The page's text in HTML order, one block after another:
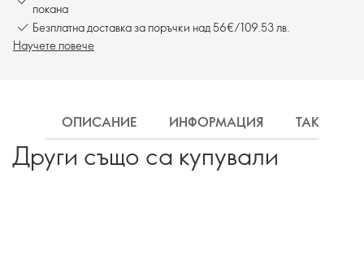
покана
Безплатна доставка за поръчки над 56€/109.53 лв.
Научете повече
ОПИСАНИЕ ИНФОРМАЦИЯ ТАКСА
Други също са купували